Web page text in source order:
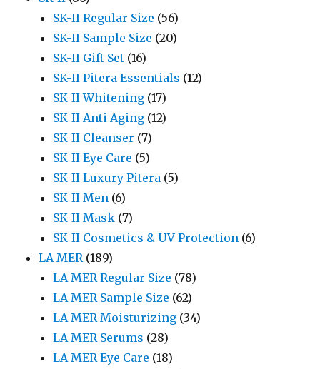
SK-II Regular Size (56)
SK-II Sample Size (20)
SK-II Gift Set (16)
SK-II Pitera Essentials (12)
SK-II Whitening (17)
SK-II Anti Aging (12)
SK-II Cleanser (7)
SK-II Eye Care (5)
SK-II Luxury Pitera (5)
SK-II Men (6)
SK-II Mask (7)
SK-II Cosmetics & UV Protection (6)
LA MER (189)
LA MER Regular Size (78)
LA MER Sample Size (62)
LA MER Moisturizing (34)
LA MER Serums (28)
LA MER Eye Care (18)